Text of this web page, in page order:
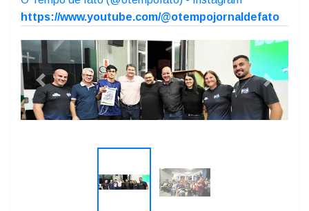
https://www.youtube.com/@otempojornaldefato
Previous Next